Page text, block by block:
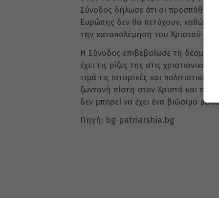
Σύνοδος δήλωσε ότι οι
Ευρώπης δεν θα πετύχουν, καθώς η
την καταπολέμηση του Χριστού και
Η Σύνοδος επιβεβαίωσε τη
έχει τις ρίζες της στις
τιμά τις ιστορικές και πολιτιστικές
ζωντανή πίστη στον Χριστό και
δεν μπορεί να έχει ένα βιώσιμο
Πηγή: bg-patriarshia.bg